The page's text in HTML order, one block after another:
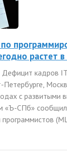
растет
кадров
с развитыми
«Ъ-СПб»
программистов